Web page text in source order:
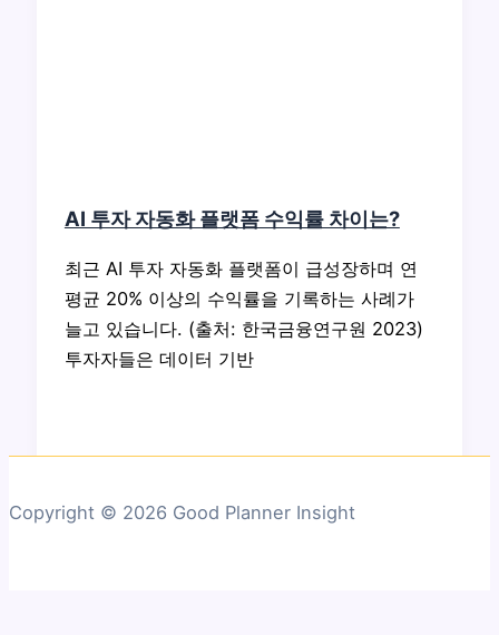
AI 투자 자동화 플랫폼 수익률 차이는?
최근 AI 투자 자동화 플랫폼이 급성장하며 연
평균 20% 이상의 수익률을 기록하는 사례가
늘고 있습니다. (출처: 한국금융연구원 2023)
투자자들은 데이터 기반
Copyright © 2026 Good Planner Insight